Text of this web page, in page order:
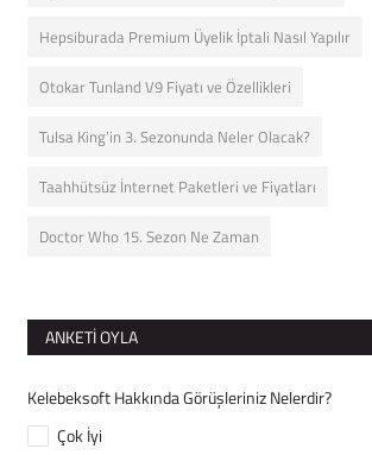
Hepsiburada Premium Üyelik İptali Nasıl Yapılır
Otokar Tunland V9 Fiyatı ve Özellikleri
Tulsa King’in 3. Sezonunda Neler Olacak?
Taahhütsüz İnternet Paketleri ve Fiyatları
Doctor Who 15. Sezon Ne Zaman
ANKETI OYLA
Kelebeksoft Hakkında Görüşleriniz Nelerdir?
Çok İyi